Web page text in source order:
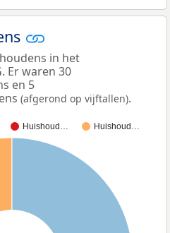
in het
Er waren 30
en 5
(afgerond op vijftallen).
Huishoud… Huishoud…